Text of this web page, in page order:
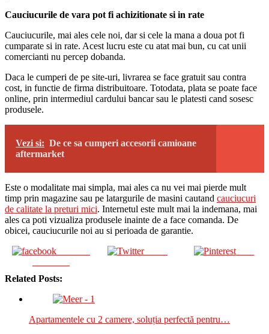
Cauciucurile de vara pot fi achizitionate si in rate
Cauciucurile, mai ales cele noi, dar si cele la mana a doua pot fi
cumparate si in rate. Acest lucru este cu atat mai bun, cu cat unii
comercianti nu percep dobanda.
Daca le cumperi de pe site-uri, livrarea se face gratuit sau contra
cost, in functie de firma distribuitoare. Totodata, plata se poate face
online, prin intermediul cardului bancar sau le platesti cand sosesc
produsele.
Vezi si: De ce sa cumperi accesorii camioane
aftermarket
Este o modalitate mai simpla, mai ales ca nu vei mai pierde mult
timp prin magazine sau pe latargurile de masini cautand cauciucuri
de calitate la preturi mici. Internetul este mult mai la indemana, mai
ales ca poti vizualiza produsele inainte de a face comanda. De
obicei, cauciucurile noi au si perioada de garantie.
Tweet Save
Related Posts:
Apartamentele cu 2 camere, soluția perfectă pentru…